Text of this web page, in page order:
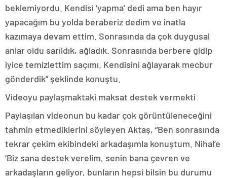
beklemiyordu. Kendisi ‘yapma’ dedi ama ben hayır
yapacağım bu yolda beraberiz dedim ve inatla
kazımaya devam ettim. Sonrasında da çok duygusal
anlar oldu sarıldık, ağladık. Sonrasında berbere gidip
iyice temizlettim saçımı. Kendisini ağlayarak mecbur
gönderdik” şeklinde konuştu.
Videoyu paylaşmaktaki maksat destek vermekti
Paylaşılan videonun bu kadar çok görüntüleneceğini
tahmin etmediklerini söyleyen Aktaş, “Ben sonrasında
tekrar çekim ekibindeki arkadaşımla konuştum. Nihal’e
‘Biz sana destek verelim, senin bana çevren ve
arkadaşların geliyor, bunların hepsi bilsin bu durumu